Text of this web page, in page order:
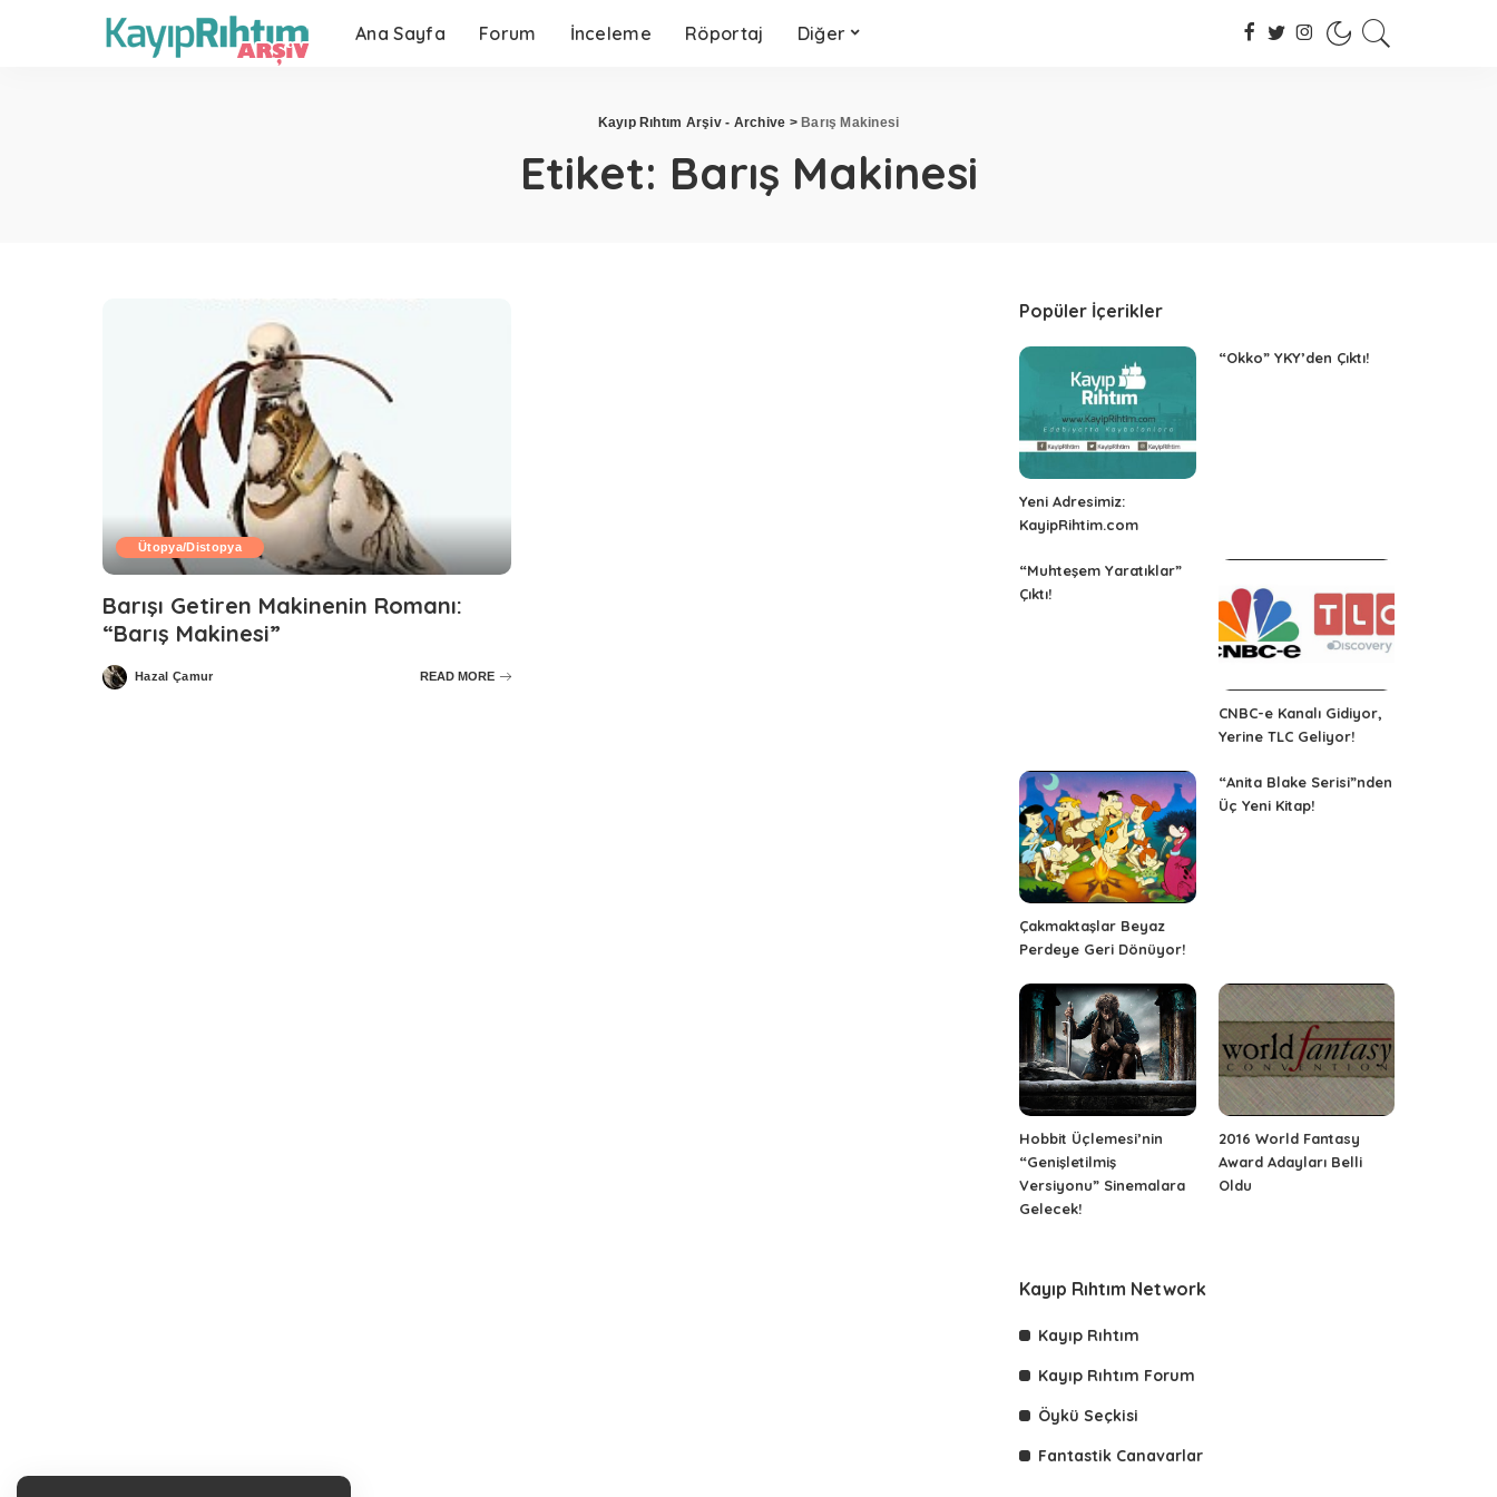
Ana Sayfa Forum İnceleme Röportaj Diğer
Kayıp Rıhtım Arşiv - Archive > Barış Makinesi
Etiket: Barış Makinesi
Ütopya/Distopya
Barışı Getiren Makinenin Romanı:
“Barış Makinesi”
Posted
by
Hazal Çamur READ MORE
Popüler İçerikler
Yeni Adresimiz:
KayipRihtim.com
“Okko” YKY’den Çıktı!
“Muhteşem Yaratıklar”
Çıktı!
CNBC-e Kanalı Gidiyor,
Yerine TLC Geliyor!
Çakmaktaşlar Beyaz
Perdeye Geri Dönüyor!
“Anita Blake Serisi”nden
Üç Yeni Kitap!
Hobbit Üçlemesi’nin
“Genişletilmiş
Versiyonu” Sinemalara
Gelecek!
2016 World Fantasy
Award Adayları Belli
Oldu
Kayıp Rıhtım Network
Kayıp Rıhtım
Kayıp Rıhtım Forum
Öykü Seçkisi
Fantastik Canavarlar